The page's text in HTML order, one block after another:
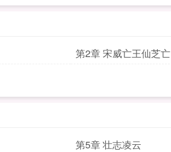
第2章 宋威亡王仙芝亡
第5章 壮志凌云